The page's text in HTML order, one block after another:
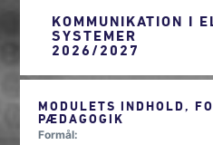
KOMMUNIKATION I
SYSTEMER
2026/2027
MODULETS INDHOLD,
PÆDAGOGIK
Formål: